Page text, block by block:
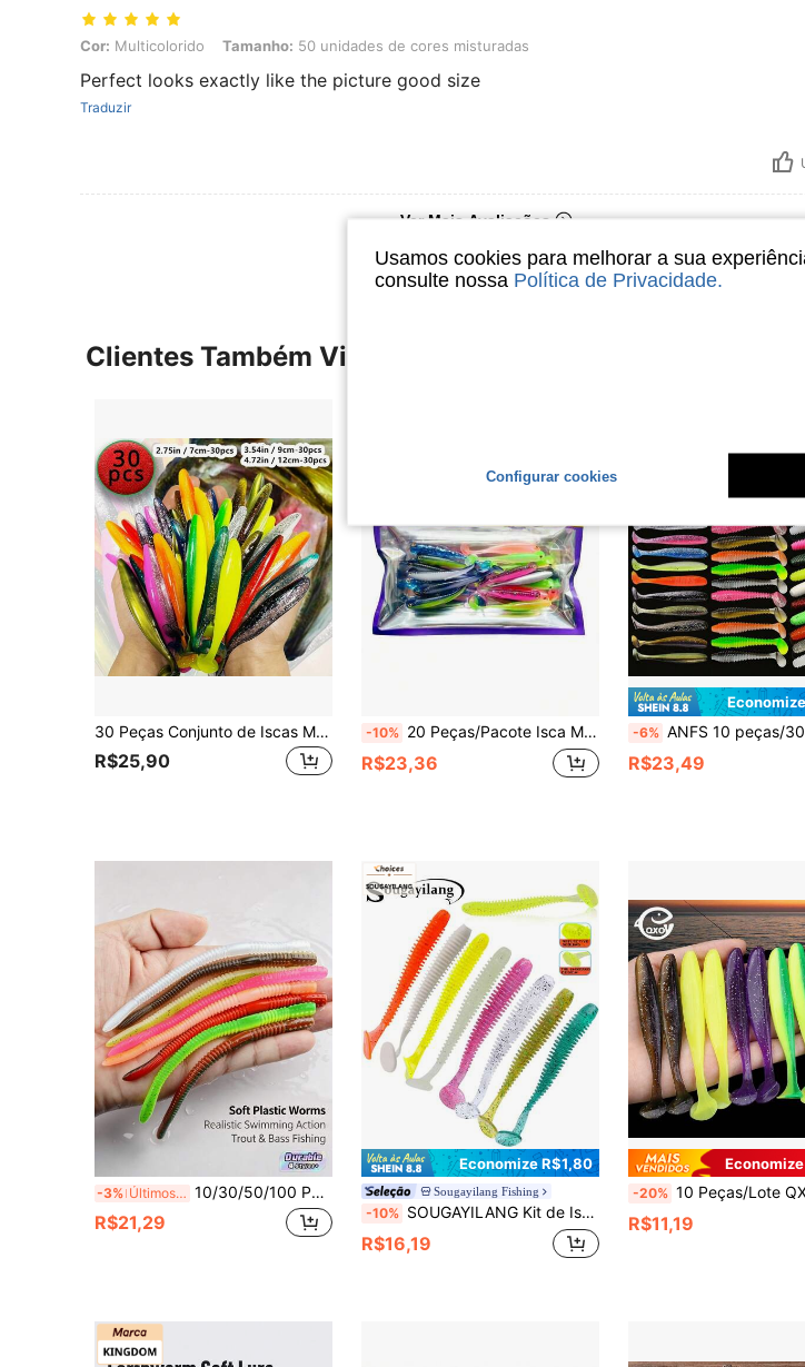
Cor: Multicolorido, Tamanho: 50 unidades de cores misturadas
Cor: Multicolorido Tamanho: 50 unidades de cores misturadas
Perfect looks exactly like the picture good size
Traduzir
Ver Mais Avaliações
Clientes Também Visitaram
30 Peças Conjunto de Iscas Macias com Cauda em T para Pesca, Conjunto de Iscas Macias para Pesca ao Ar Livre, Isca Biônica com Cauda em T, Equipamento de Pesca para Perca e Barracuda
R$25,90
-10% 20 Peças/Pacote Isca Macia Colorida Mista de Cauda de Galo, 6cm 1,3g, Isca de Pesca Inseto Bicolor Realista
R$23,36
-6% ANFS 10 peças/30 peças Conjunto de Iscas Macias, Conjunto de Iscas de Silicone, Iscas de Minhoca Artificial,
R$23,49
-3% Últimos 3 dias 10/30/50/100 Peças Senko Worms para Pesca de Bass, Iscas de Plástico Macio Impregnadas de Sal, Wacky Rig Texas Rig Ned Rig Finesse Stick Worm Lures, Iscas Artificiais de Minhoca Macia de Afundamento Lento para Água Doce e Salgada Largemouth Smallmouth Bass
R$21,29
Economize R$1,80
Sougayilang Fishing
-10% SOUGAYILANG Kit de Isca de Pesca 10 peças/20 peças/40 peças, 8 Cores de Iscas de Pesca Moles 7,5 cm 2g, com Efeito Luminoso, Ideal para Achigã, Truta, Carpa em Água Doce e Salgada
R$16,19
-20% 10 Peças/Lote QXO Iscas de Minhoca Macias de 13 cm, 10 cm, 7 cm, Iscas de Silicone Swimbait para Pesca de Peixes do Mar,
R$11,19
Usamos cookies para melhorar a sua
consulte nossa Política de Privacidade.
Configurar cookies